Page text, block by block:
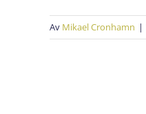
Av Mikael Cronhamn |